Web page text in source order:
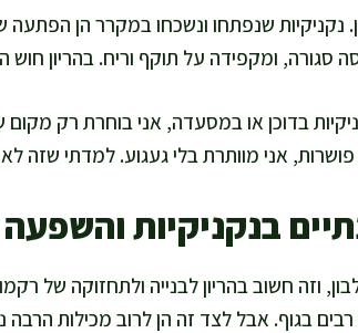
נקניקיות שנפתחו ונשכחו במקרר הן
סגורה, ומקפידה על תוקף וריח. בהריון
בדוכן או במסעדה, אני בוחרת רק מקום
אני מוותרת בלי געגוע. למדתי שזה
בנקניקיות
וזה חשוב בהריון לבנייה ולתחזוקה של
בגוף. אבל לצד זה הן לרוב מכילות הרבה